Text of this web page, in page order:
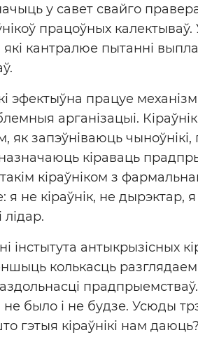
у савет свайго
працоўных
які кантралюе пытанні
эфектыўна працуе
арганізацыі.
як запэўніваюць
кіраваць
кіраўніком з
не кіраўнік, не дырэктар,
антыкрызісных
колькасць
не было і не будзе. Усюды
гэтыя кіраўнікі нам